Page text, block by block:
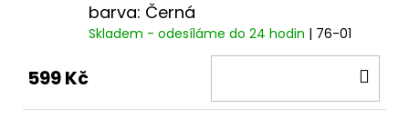
barva: Černá
Skladem - odesíláme do 24 hodin | 76-01
599 Kč